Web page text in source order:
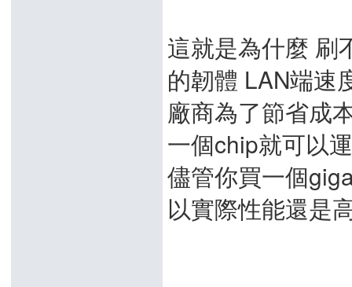
這就是為什麼 刷
的韌體 LAN端速
廠商為了節省成
一個chip就可以
儘管你買一個
以實際性能還是